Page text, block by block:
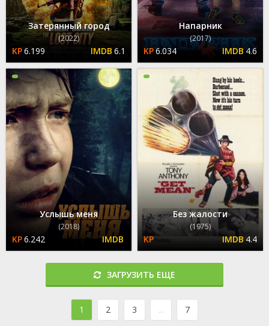
Затерянный город
(2022)
6.199 6.1
Напарник
(2017)
6.034 4.6
Услышь меня
(2018)
6.242
Без жалости
(1975)
4.4
ЗАГРУЗИТЬ ЕЩЕ
1 2 3 ... 7